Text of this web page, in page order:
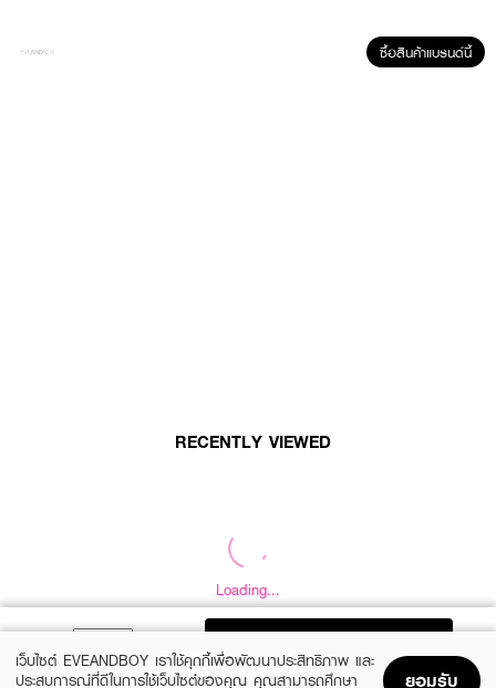
ซื้อสินค้าแบรนด์นี้
RECENTLY VIEWED
Loading...
Loading...
เว็บไซต์ EVEANDBOY เราใช้คุกกี้เพื่อพัฒนาประสิทธิภาพ และ
ประสบการณ์ที่ดีในการใช้เว็บไซต์ของคุณ คุณสามารถศึกษา
ยอมรับ